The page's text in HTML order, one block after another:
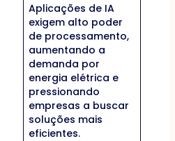
Aplicações de IA
exigem alto poder
de processamento,
aumentando a
demanda por
energia elétrica e
pressionando
empresas a buscar
soluções mais
eficientes.